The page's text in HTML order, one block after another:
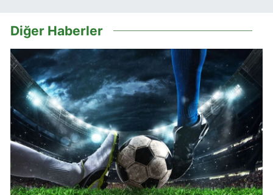
Diğer Haberler